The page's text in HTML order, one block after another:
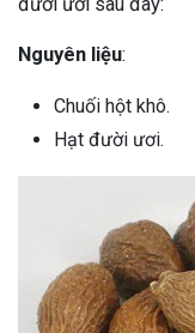
Nguyên liệu:
Chuối hột khô.
Hạt đười ươi.